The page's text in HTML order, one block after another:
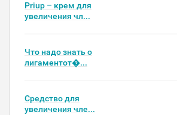
Priup – крем для
увеличения чл...
Что надо знать о
лигаментот�...
Средство для
увеличения чле...